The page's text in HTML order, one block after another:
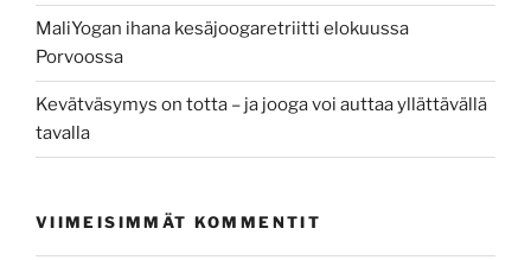
MaliYogan ihana kesäjoogaretriitti elokuussa
Porvoossa
Kevätväsymys on totta – ja jooga voi auttaa yllättävällä
tavalla
VIIMEISIMMÄT KOMMENTIT